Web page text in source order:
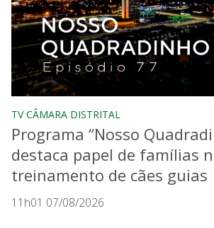
TV CÂMARA DISTRITAL
Programa “Nosso
destaca papel de famílias
treinamento de cães guias
11h01 07/08/2026